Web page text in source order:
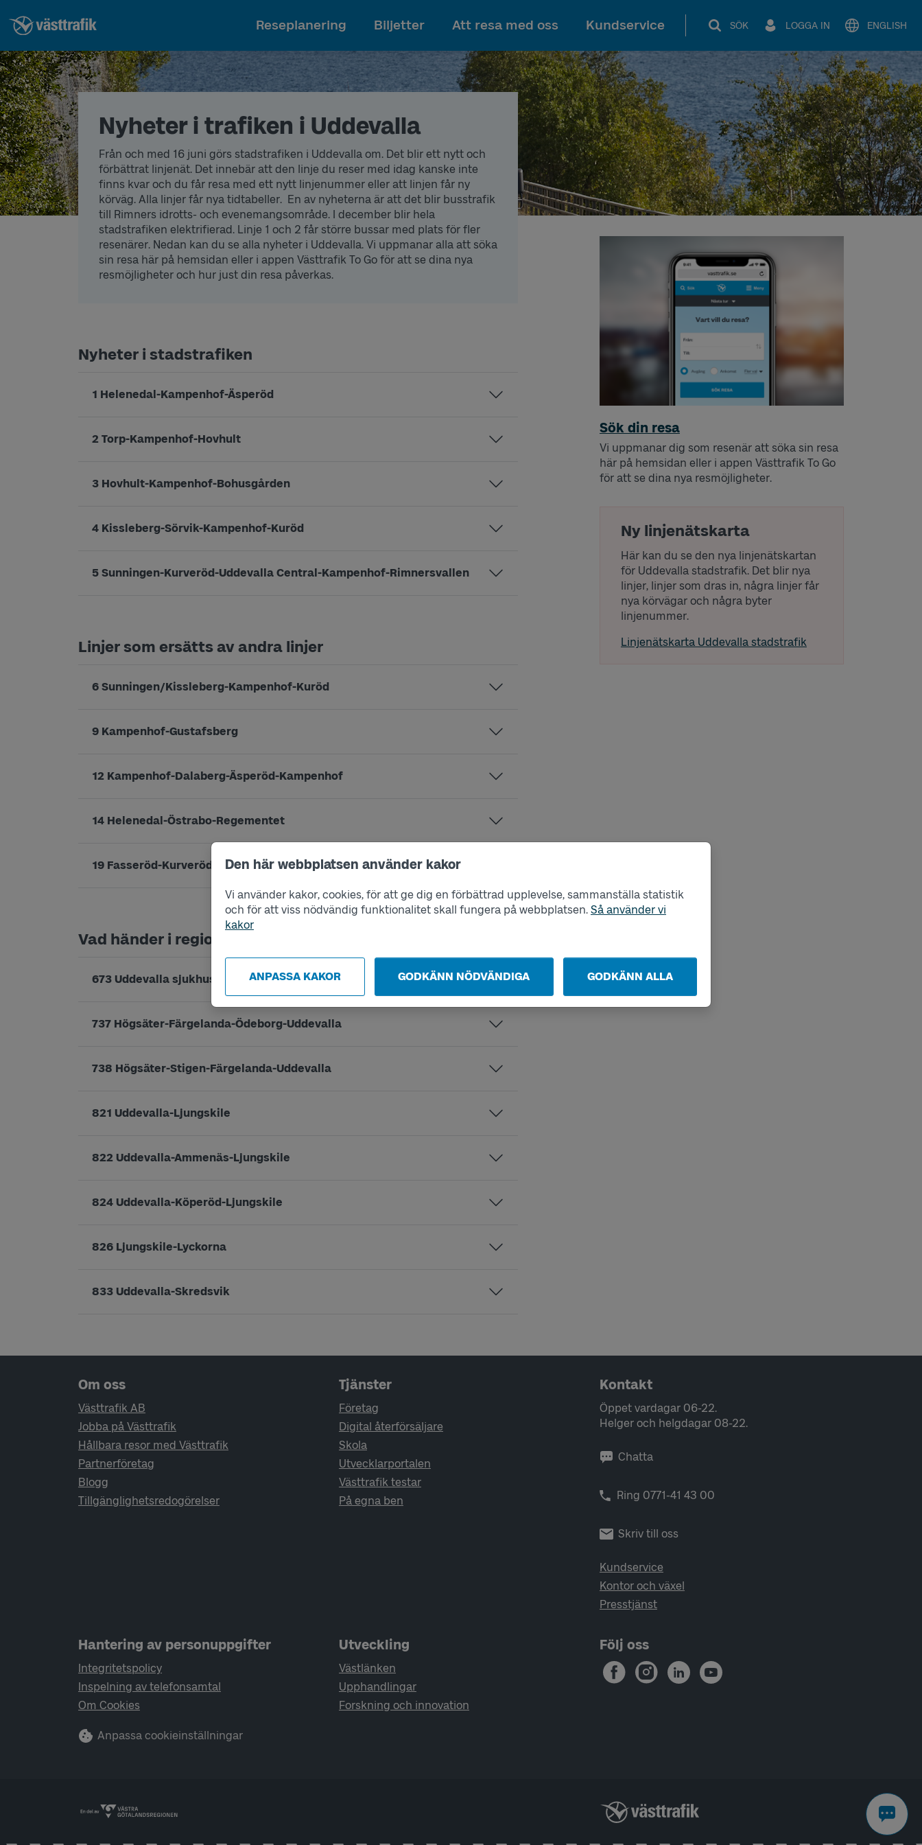
Den här webbplatsen använder kakor
Vi använder kakor, cookies, för att ge dig en förbättrad upplevelse, sammanställa statistik
och för att viss nödvändig funktionalitet skall fungera på webbplatsen. Så använder vi
kakor
ANPASSA KAKOR GODKÄNN NÖDVÄNDIGA GODKÄNN ALLA
Till innehållet
Reseplanering Biljetter Att resa med oss Kundservice SÖK LOGGA IN ENGLISH
Nyheter i trafiken i Uddevalla
Från och med 16 juni görs stadstrafiken i Uddevalla om. Det blir ett nytt och
förbättrat linjenät. Det innebär att den linje du reser med idag kanske inte
finns kvar och du får resa med ett nytt linjenummer eller att linjen får ny
körväg. Alla linjer får nya tidtabeller. En av nyheterna är att det blir busstrafik
till Rimners idrotts- och evenemangsområde. I december blir hela
stadstrafiken elektrifierad. Linje 1 och 2 får större bussar med plats för fler
resenärer. Nedan kan du se alla nyheter i Uddevalla. Vi uppmanar alla att söka
sin resa här på hemsidan eller i appen Västtrafik To Go för att se dina nya
resmöjligheter och hur just din resa påverkas.
Nyheter i stadstrafiken
1 Helenedal-Kampenhof-Äsperöd
2 Torp-Kampenhof-Hovhult
3 Hovhult-Kampenhof-Bohusgården
4 Kissleberg-Sörvik-Kampenhof-Kuröd
5 Sunningen-Kurveröd-Uddevalla Central-Kampenhof-Rimnersvallen
Linjer som ersätts av andra linjer
6 Sunningen/Kissleberg-Kampenhof-Kuröd
9 Kampenhof-Gustafsberg
12 Kampenhof-Dalaberg-Äsperöd-Kampenhof
14 Helenedal-Östrabo-Regementet
19 Fasseröd-Kurveröd-Västerskolan
Vad händer i regiontrafiken?
673 Uddevalla sjukhus - NÄL
737 Högsäter-Färgelanda-Ödeborg-Uddevalla
738 Högsäter-Stigen-Färgelanda-Uddevalla
821 Uddevalla-Ljungskile
822 Uddevalla-Ammenäs-Ljungskile
824 Uddevalla-Köperöd-Ljungskile
826 Ljungskile-Lyckorna
833 Uddevalla-Skredsvik
Sök din resa
Vi uppmanar dig som resenär att söka sin resa
här på hemsidan eller i appen Västtrafik To Go
för att se dina nya resmöjligheter.
Ny linjenätskarta
Här kan du se den nya linjenätskartan
för Uddevalla stadstrafik. Det blir nya
linjer, linjer som dras in, några linjer får
nya körvägar och några byter
linjenummer.
Linjenätskarta Uddevalla stadstrafik
Sidfotsnavigering
Om oss
Västtrafik AB
Jobba på Västtrafik
Hållbara resor med Västtrafik
Partnerföretag
Blogg
Tillgänglighetsredogörelser
Tjänster
Företag
Digital återförsäljare
Skola
Utvecklarportalen
Västtrafik testar
På egna ben
Kontakt
Öppet vardagar 06-22.
Helger och helgdagar 08-22.
Chatta
Ring 0771-41 43 00
Skriv till oss
Kundservice
Kontor och växel
Presstjänst
Hantering av personuppgifter
Integritetspolicy
Inspelning av telefonsamtal
Om Cookies
Anpassa cookieinställningar
Utveckling
Västlänken
Upphandlingar
Forskning och innovation
Följ oss